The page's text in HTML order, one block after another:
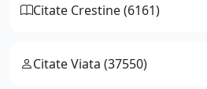
Citate Crestine (6161)
Citate Viata (37550)